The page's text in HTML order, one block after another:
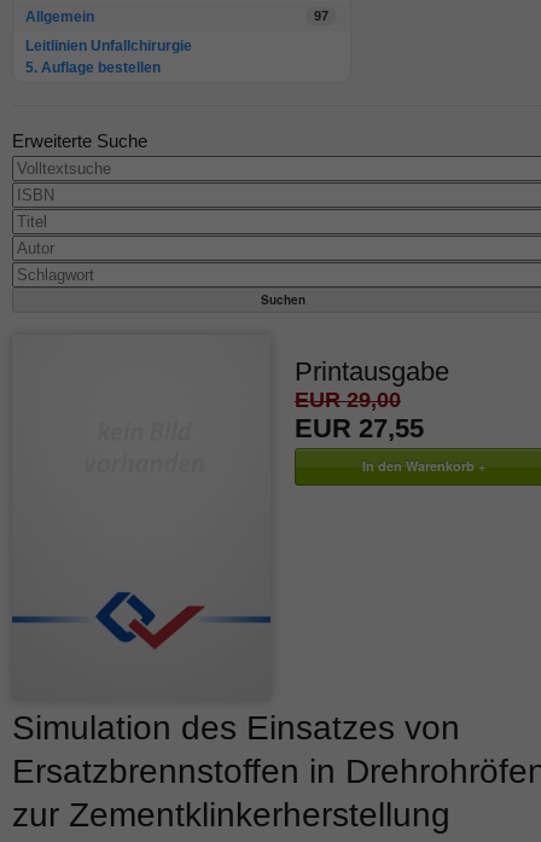
Allgemein
97
Leitlinien Unfallchirurgie
5. Auflage bestellen
Erweiterte Suche
Printausgabe
EUR 29,00
EUR 27,55
Simulation des Einsatzes von
Ersatzbrennstoffen in
zur Zementklinkerherstellung